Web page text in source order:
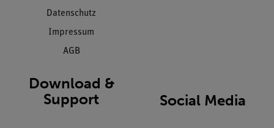
Datenschutz
Impressum
AGB
Download &
Support
Social Media